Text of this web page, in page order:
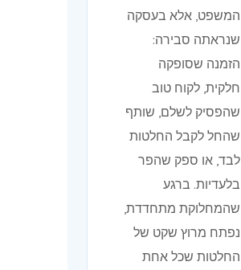
המשפט, אלא בעסקה
שנראתה סבירה:
הזמנה שסופקה
חלקית, לקוח טוב
שהפסיק לשלם, שותף
שהחל לקבל החלטות
לבד, או ספק שהפר
בלעדיות. ברגע
שהמחלוקת מתחדדת,
נפתח מרוץ שקט של
החלטות שכל אחת